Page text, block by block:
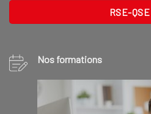
RSE-QSE
Nos formations